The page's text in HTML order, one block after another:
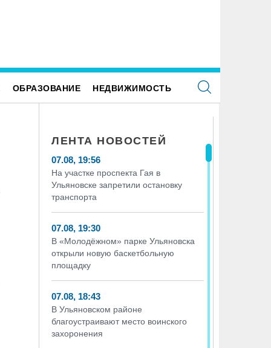
ОБРАЗОВАНИЕ НЕДВИЖИМОСТЬ
ЛЕНТА НОВОСТЕЙ
07.08, 19:56
На участке проспекта Гая в
Ульяновске запретили остановку
транспорта
07.08, 19:30
В «Молодёжном» парке Ульяновска
открыли новую баскетбольную
площадку
07.08, 18:43
В Ульяновском районе
благоустраивают место воинского
захоронения